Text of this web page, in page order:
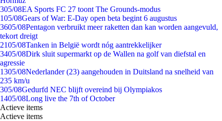
305/08EA Sports FC 27 toont The Grounds-modus
105/08Gears of War: E-Day open beta begint 6 augustus
3605/08Pentagon verbruikt meer raketten dan kan worden aangevuld,
tekort dreigt
2105/08Tanken in België wordt nóg aantrekkelijker
3405/08Dirk sluit supermarkt op de Wallen na golf van diefstal en
agressie
1305/08Nederlander (23) aangehouden in Duitsland na snelheid van
235 km/u
305/08Gedurfd NEC blijft overeind bij Olympiakos
1405/08Long live the 7th of October
Actieve items
Actieve items